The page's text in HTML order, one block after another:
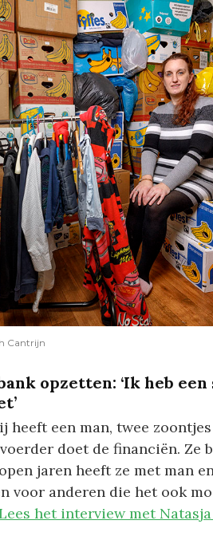
Cantrijn
opzetten: ‘Ik heb
heeft een man, twee
doet de financiën.
jaren heeft ze met man
voor anderen die het ook
het interview met